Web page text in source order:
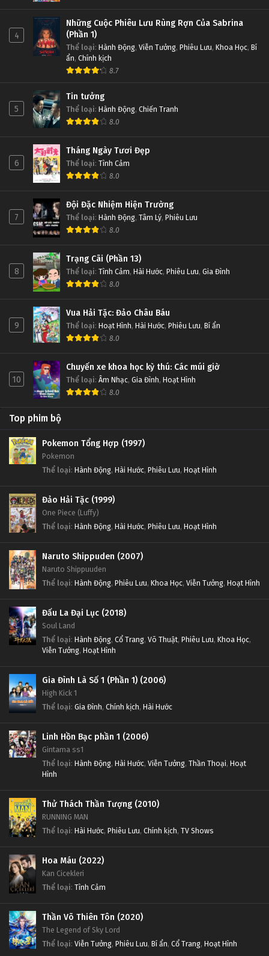
4
Những Cuộc Phiêu Lưu Rùng Rợn Của Sabrina
(Phần 1)
Thể loại: Hành Động, Viễn Tưởng, Phiêu Lưu, Khoa Học, Bí
ẩn, Chính kịch
8.7
5
Tin tưởng
Thể loại: Hành Động, Chiến Tranh
8.0
6
Tháng Ngày Tươi Đẹp
Thể loại: Tình Cảm
8.0
7
Đội Đặc Nhiệm Hiện Trường
Thể loại: Hành Động, Tâm Lý, Phiêu Lưu
8.0
8
Trạng Cãi (Phần 13)
Thể loại: Tình Cảm, Hài Hước, Phiêu Lưu, Gia Đình
8.0
9
Vua Hải Tặc: Đảo Châu Báu
Thể loại: Hoạt Hình, Hài Hước, Phiêu Lưu, Bí ẩn
8.0
10
Chuyến xe khoa học kỳ thú: Các múi giờ
Thể loại: Âm Nhạc, Gia Đình, Hoạt Hình
8.0
Top phim bộ
Pokemon Tổng Hợp (1997)
Pokemon
Thể loại: Hành Động, Hài Hước, Phiêu Lưu, Hoạt Hình
Đảo Hải Tặc (1999)
One Piece (Luffy)
Thể loại: Hành Động, Hài Hước, Phiêu Lưu, Hoạt Hình
Naruto Shippuden (2007)
Naruto Shippuuden
Thể loại: Hành Động, Phiêu Lưu, Khoa Học, Viễn Tưởng, Hoạt Hình
Đấu La Đại Lục (2018)
Soul Land
Thể loại: Hành Động, Cổ Trang, Võ Thuật, Phiêu Lưu, Khoa Học,
Viễn Tưởng, Hoạt Hình
Gia Đình Là Số 1 (Phần 1) (2006)
High Kick 1
Thể loại: Gia Đình, Chính kịch, Hài Hước
Linh Hồn Bạc phần 1 (2006)
Gintama ss1
Thể loại: Hành Động, Hài Hước, Viễn Tưởng, Thần Thoại, Hoạt
Hình
Thử Thách Thần Tượng (2010)
RUNNING MAN
Thể loại: Hài Hước, Phiêu Lưu, Chính kịch, TV Shows
Hoa Máu (2022)
Kan Cicekleri
Thể loại: Tình Cảm
Thần Võ Thiên Tôn (2020)
The Legend of Sky Lord
Thể loại: Viễn Tưởng, Phiêu Lưu, Bí ẩn, Cổ Trang, Hoạt Hình